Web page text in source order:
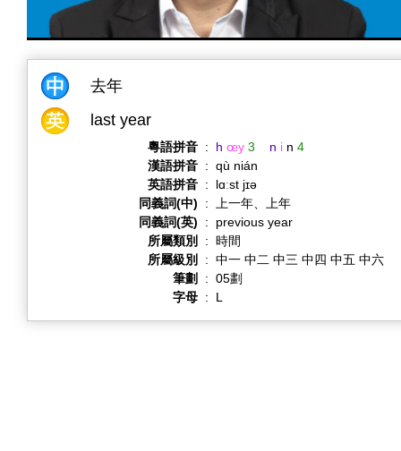
去年
last year
粵語拼音 : h œy 3 n i n 4
漢語拼音 : qù nián
英語拼音 :
lɑːst jɪə
同義詞(中)
:
上一年、上年
同義詞(英)
:
previous year
所屬類別
: 時間
所屬級別
: 中一 中二 中三 中四 中五 中六
筆劃
: 05劃
字母 : L